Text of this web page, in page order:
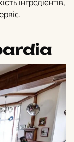
інгредієнтів,